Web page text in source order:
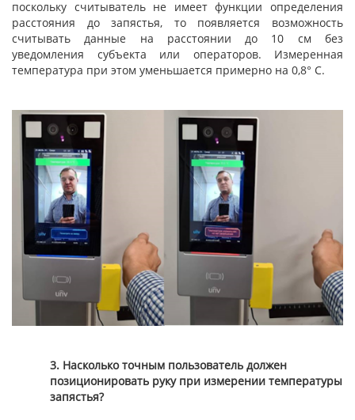
поскольку считыватель не имеет функции определения
расстояния до запястья, то появляется возможность
считывать данные на расстоянии до 10 см без
уведомления субъекта или операторов. Измеренная
температура при этом уменьшается примерно на 0,8° С.
3. Насколько точным пользователь должен
позиционировать руку при измерении температуры
запястья?